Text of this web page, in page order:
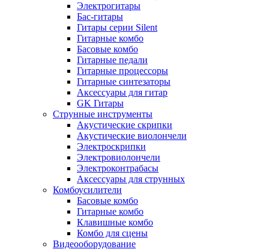
Электрогитары
Бас-гитары
Гитары серии Silent
Гитарные комбо
Басовые комбо
Гитарные педали
Гитарные процессоры
Гитарные синтезаторы
Аксессуары для гитар
GK Гитары
Струнные инструменты
Акустические скрипки
Акустические виолончели
Электроскрипки
Электровиолончели
Электроконтрабасы
Аксессуары для струнных
Комбоусилители
Басовые комбо
Гитарные комбо
Клавишные комбо
Комбо для сцены
Видеооборудование